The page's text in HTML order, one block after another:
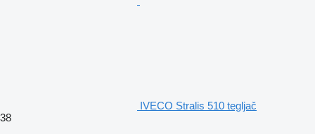
IVECO Stralis 510 tegljač
38